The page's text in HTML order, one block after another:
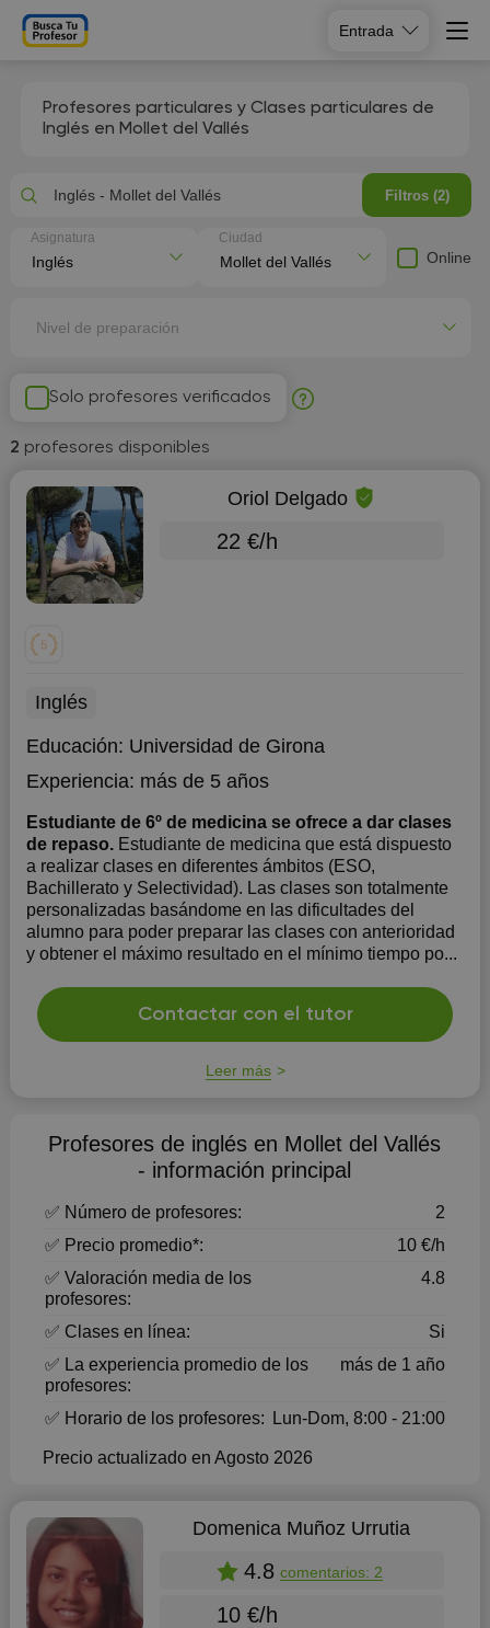
Entrada
Profesores particulares y Clases particulares de
Inglés en Mollet del Vallés
Solo profesores verificados
2 profesores disponibles
Oriol Delgado
22 €/h
Inglés
Educación: Universidad de Girona
Experiencia: más de 5 años
Estudiante de 6º de medicina se ofrece a dar clases
de repaso. Estudiante de medicina que está dispuesto
a realizar clases en diferentes ámbitos (ESO,
Bachillerato y Selectividad). Las clases son totalmente
personalizadas basándome en las dificultades del
alumno para poder preparar las clases con anterioridad
y obtener el máximo resultado en el mínimo tiempo po...
Contactar con el tutor
Leer más
Profesores de inglés en Mollet del Vallés
- información principal
✅ Número de profesores:
2
✅ Precio promedio*:
10 €/h
✅ Valoración media de los
profesores:
4.8
✅ Clases en línea:
Si
✅ La experiencia promedio de los
profesores:
más de 1 año
✅ Horario de los profesores: Lun-Dom, 8:00 - 21:00
Precio actualizado en Agosto 2026
Domenica Muñoz Urrutia
4.8 comentarios: 2
10 €/h
Inglés - Mollet del Vallés Filtros (2)
Asignatura Ciudad
Online
Nivel de preparación